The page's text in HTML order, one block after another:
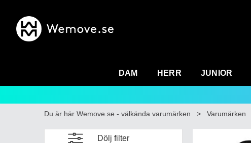
DAM HERR JUNIOR
Du är här Wemove.se - välkända varumärken > Varumärken
Dölj filter